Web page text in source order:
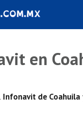
en
Infonavit de Coahuila